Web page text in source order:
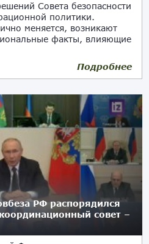
Совета безопасности
политики.
меняется, возникают
факты, влияющие
Подробнее
РФ распорядился
совет –